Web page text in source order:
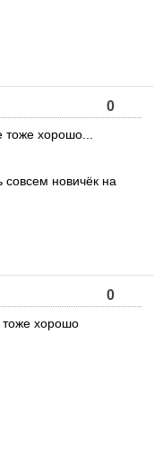
0
тоже хорошо...
новичёк на
0
тоже хорошо